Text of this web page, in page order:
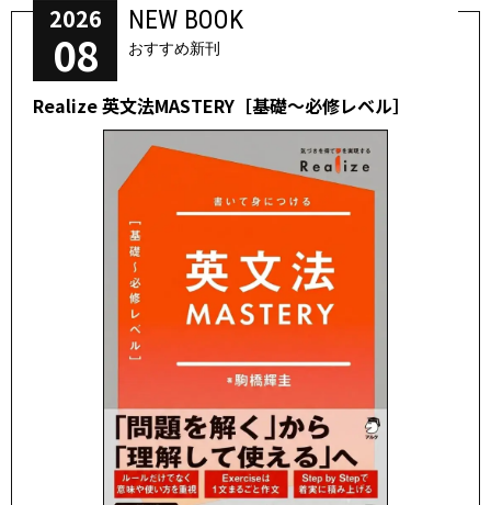
2026
08
NEW BOOK
おすすめ新刊
Realize 英文法MASTERY［基礎～必修レベル］